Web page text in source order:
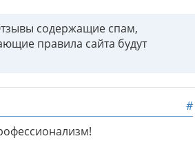
содержащие спам,
правила сайта будут
#